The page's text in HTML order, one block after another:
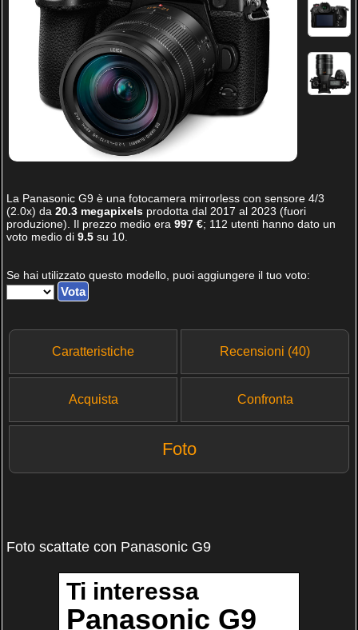
La Panasonic G9 è una fotocamera mirrorless con sensore 4/3
(2.0x) da 20.3 megapixelsprodotta dal 2017 al 2023 (fuori
produzione). Il prezzo medio era 997 €; 112 utenti hanno dato un
voto medio di 9.5su 10.
Se hai utilizzato questo modello, puoi aggiungere il tuo voto:
Caratteristiche Recensioni (40)
Acquista Confronta
Foto
Foto scattate con Panasonic G9